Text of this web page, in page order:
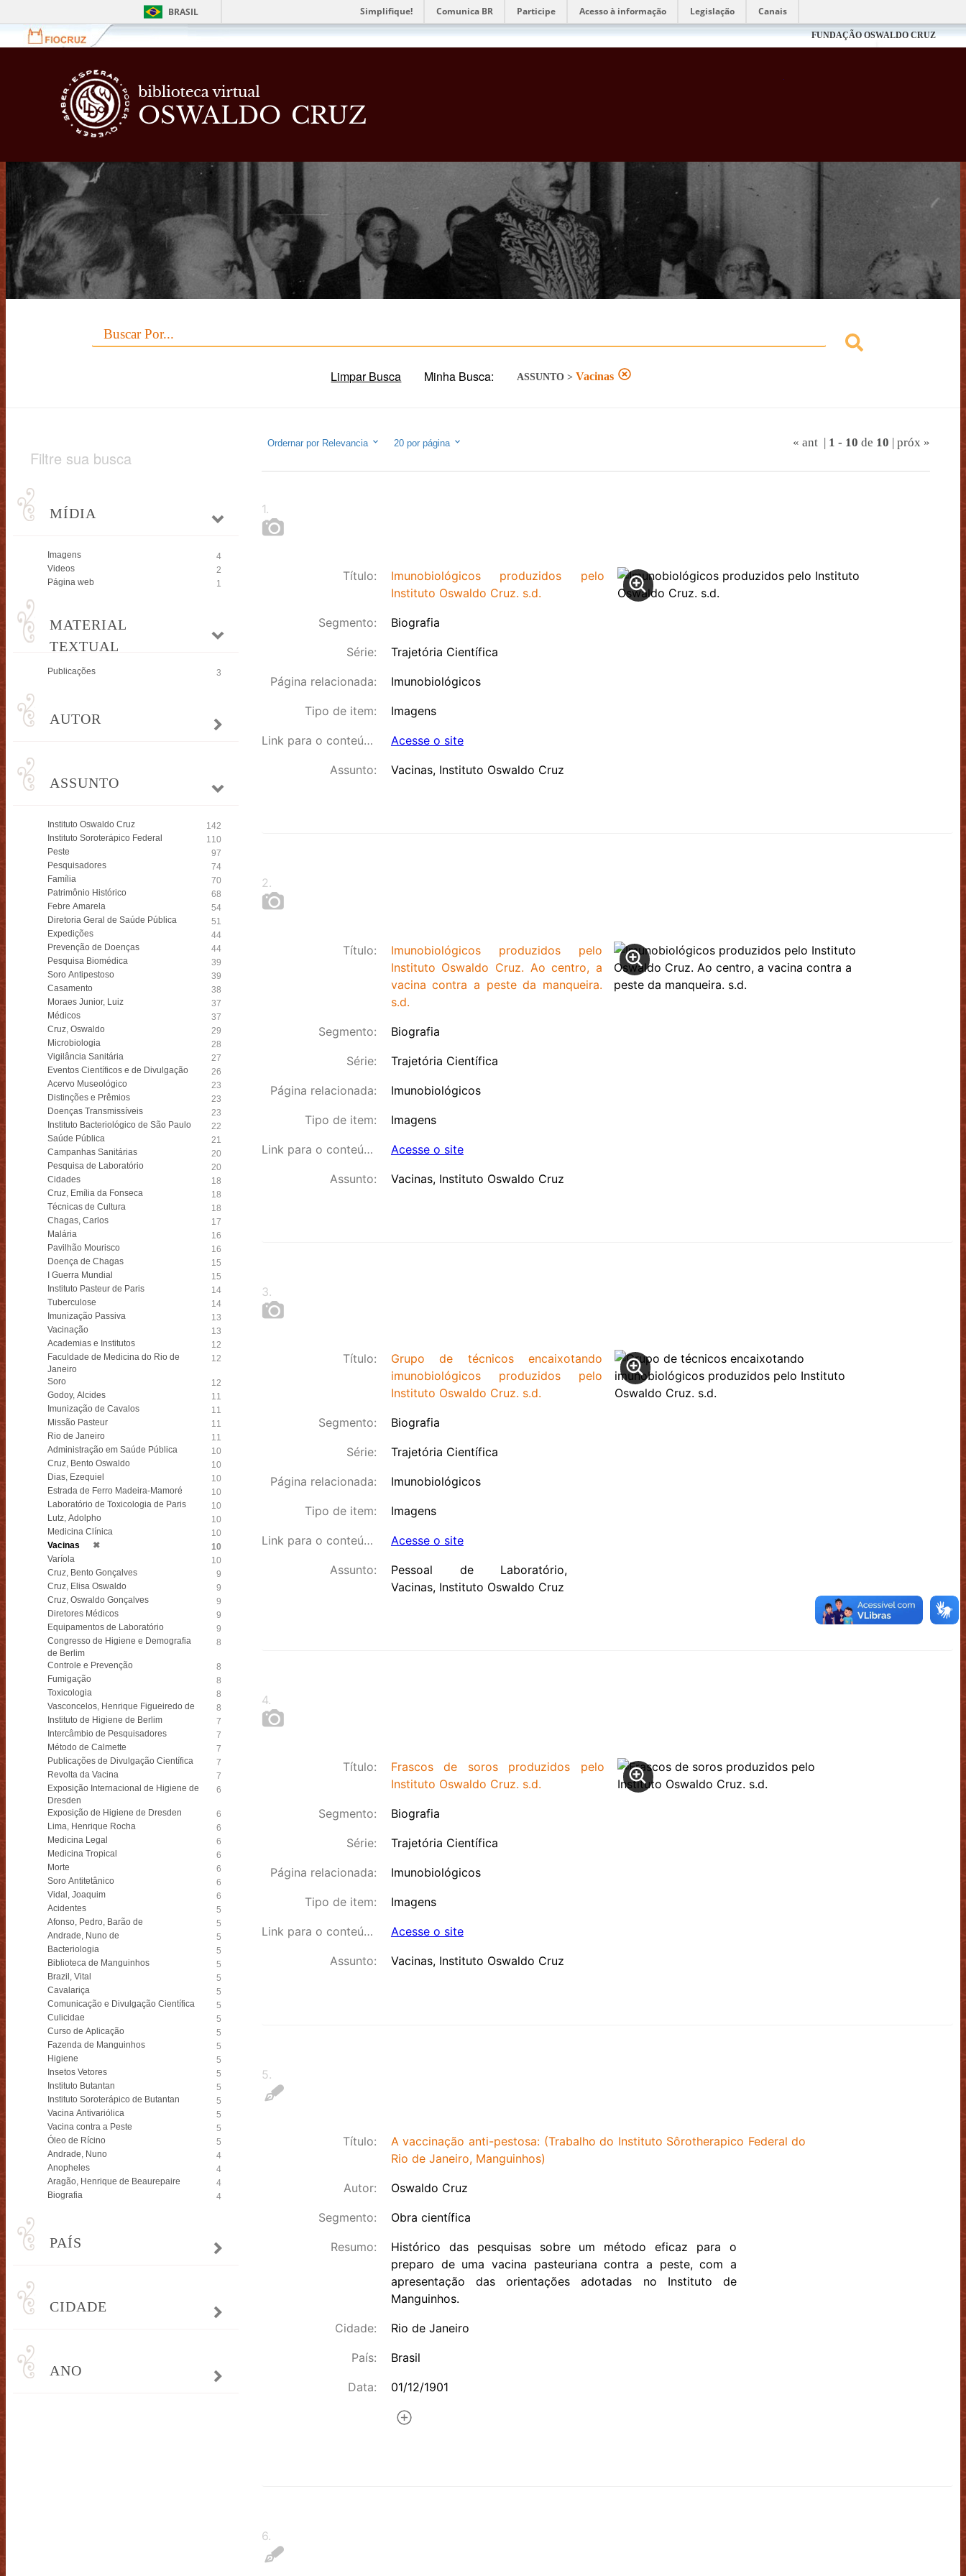
BRASIL Simplifique! Comunica BR Participe Acesso à informação Legislação Canais
FUNDAÇÃO OSWALDO CRUZ
Limpar Busca Minha Busca: ASSUNTO > Vacinas
Filtre sua busca
MÍDIA
Imagens
4
Videos
2
Página web
1
MATERIAL
TEXTUAL
Publicações 3
AUTOR
ASSUNTO
Instituto Oswaldo Cruz
142
Instituto Soroterápico Federal
110
Peste
97
Pesquisadores
74
Família
70
Patrimônio Histórico
68
Febre Amarela
54
Diretoria Geral de Saúde Pública
51
Expedições
44
Prevenção de Doenças
44
Pesquisa Biomédica
39
Soro Antipestoso
39
Casamento
38
Moraes Junior, Luiz
37
Médicos
37
Cruz, Oswaldo
29
Microbiologia
28
Vigilância Sanitária
27
Eventos Científicos e de Divulgação
26
Acervo Museológico
23
Distinções e Prêmios
23
Doenças Transmissíveis
23
Instituto Bacteriológico de São Paulo
22
Saúde Pública
21
Campanhas Sanitárias
20
Pesquisa de Laboratório
20
Cidades
18
Cruz, Emília da Fonseca
18
Técnicas de Cultura
18
Chagas, Carlos
17
Malária
16
Pavilhão Mourisco
16
Doença de Chagas
15
I Guerra Mundial
15
Instituto Pasteur de Paris
14
Tuberculose
14
Imunização Passiva
13
Vacinação
13
Academias e Institutos
12
Faculdade de Medicina do Rio de
Janeiro
12
Soro
12
Godoy, Alcides
11
Imunização de Cavalos
11
Missão Pasteur
11
Rio de Janeiro
11
Administração em Saúde Pública
10
Cruz, Bento Oswaldo
10
Dias, Ezequiel
10
Estrada de Ferro Madeira-Mamoré
10
Laboratório de Toxicologia de Paris
10
Lutz, Adolpho
10
Medicina Clínica
10
Vacinas
✖
10
Varíola
10
Cruz, Bento Gonçalves
9
Cruz, Elisa Oswaldo
9
Cruz, Oswaldo Gonçalves
9
Diretores Médicos
9
Equipamentos de Laboratório
9
Congresso de Higiene e Demografia
de Berlim
8
Controle e Prevenção
8
Fumigação
8
Toxicologia
8
Vasconcelos, Henrique Figueiredo de
8
Instituto de Higiene de Berlim
7
Intercâmbio de Pesquisadores
7
Método de Calmette
7
Publicações de Divulgação Científica
7
Revolta da Vacina
7
Exposição Internacional de Higiene de
Dresden
6
Exposição de Higiene de Dresden
6
Lima, Henrique Rocha
6
Medicina Legal
6
Medicina Tropical
6
Morte
6
Soro Antitetânico
6
Vidal, Joaquim
6
Acidentes
5
Afonso, Pedro, Barão de
5
Andrade, Nuno de
5
Bacteriologia
5
Biblioteca de Manguinhos
5
Brazil, Vital
5
Cavalariça
5
Comunicação e Divulgação Científica
5
Culicidae
5
Curso de Aplicação
5
Fazenda de Manguinhos
5
Higiene
5
Insetos Vetores
5
Instituto Butantan
5
Instituto Soroterápico de Butantan
5
Vacina Antivariólica
5
Vacina contra a Peste
5
Óleo de Rícino
5
Andrade, Nuno
4
Anopheles
4
Aragão, Henrique de Beaurepaire
4
Biografia
4
PAÍS
CIDADE
ANO
Ordernar por Relevancia 20por página « ant 1 - 10 de 10 próx »
1.
Título:
Imunobiológicos produzidos pelo
Instituto Oswaldo Cruz. s.d.
Segmento: Biografia
Série: Trajetória Científica
Página relacionada: Imunobiológicos
Tipo de item: Imagens
Link para o conteúdo: Acesse o site
Assunto: Vacinas, Instituto Oswaldo Cruz
2.
Título:
Imunobiológicos produzidos pelo
Instituto Oswaldo Cruz. Ao centro, a
vacina contra a peste da manqueira.
s.d.
Segmento: Biografia
Série: Trajetória Científica
Página relacionada: Imunobiológicos
Tipo de item: Imagens
Link para o conteúdo: Acesse o site
Assunto: Vacinas, Instituto Oswaldo Cruz
3.
Título:
Grupo de técnicos encaixotando
imunobiológicos produzidos pelo
Instituto Oswaldo Cruz. s.d.
Segmento: Biografia
Série: Trajetória Científica
Página relacionada: Imunobiológicos
Tipo de item: Imagens
Link para o conteúdo: Acesse o site
Assunto:
Pessoal de Laboratório,
Vacinas, Instituto Oswaldo Cruz
4.
Título:
Frascos de soros produzidos pelo
Instituto Oswaldo Cruz. s.d.
Segmento: Biografia
Série: Trajetória Científica
Página relacionada: Imunobiológicos
Tipo de item: Imagens
Link para o conteúdo: Acesse o site
Assunto: Vacinas, Instituto Oswaldo Cruz
5.
Título:
A vaccinação anti-pestosa: (Trabalho do Instituto Sôrotherapico Federal do
Rio de Janeiro, Manguinhos)
Autor: Oswaldo Cruz
Segmento: Obra científica
Resumo:
Histórico das pesquisas sobre um método eficaz para o
preparo de uma vacina pasteuriana contra a peste, com a
apresentação das orientações adotadas no Instituto de
Manguinhos.
Cidade: Rio de Janeiro
País: Brasil
Data: 01/12/1901
6.